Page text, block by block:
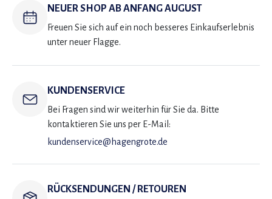
NEUER SHOP AB ANFANG AUGUST
Freuen Sie sich auf ein noch besseres Einkaufserlebnis
unter neuer Flagge.
KUNDENSERVICE
Bei Fragen sind wir weiterhin für Sie da. Bitte
kontaktieren Sie uns per E-Mail:
kundenservice@hagengrote.de
RÜCKSENDUNGEN / RETOUREN